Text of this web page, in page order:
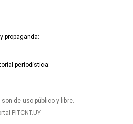
propaganda:
periodística:
de uso público y libre.
PITCNT.UY